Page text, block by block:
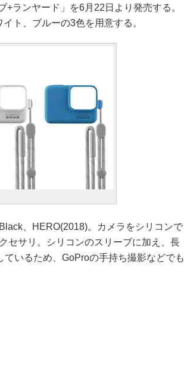
ランヤード」を6月22日より発売する。
ト、ブルーの3色を用意する。
、HERO(2018)。カメラをシリコンで
セサリ。シリコンのスリーブに加え、長
いるため、GoProの手持ち撮影などでも